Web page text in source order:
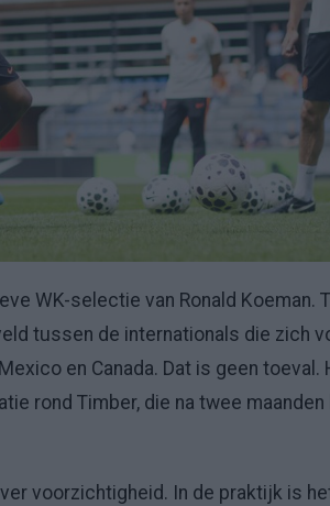
WK-selectie van Ronald Koeman.
tussen de internationals die zich
en Canada. Dat is geen toeval.
rond Timber, die na twee
voorzichtigheid. In de praktijk is